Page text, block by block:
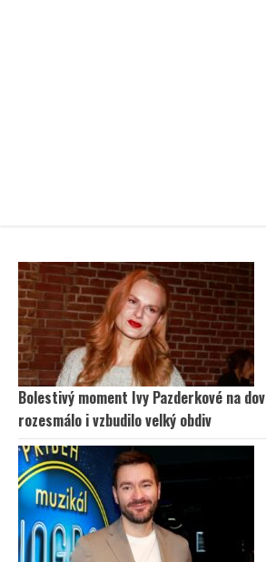
Bolestivý moment Ivy Pazderkové na
rozesmálo i vzbudilo velký obdiv